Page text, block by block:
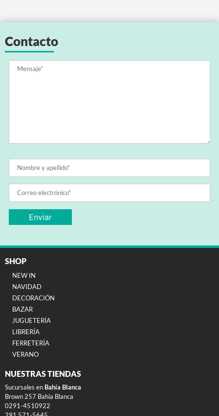
Contacto
SHOP
NEW IN
NAVIDAD
DECORACIÓN
BAZAR
JUGUETERÍA
LIBRERÍA
FERRETERÍA
VERANO
NUESTRAS TIENDAS
Sucursales en Bahía Blanca
Brown 257 Bahia Blanca
0291-4510922